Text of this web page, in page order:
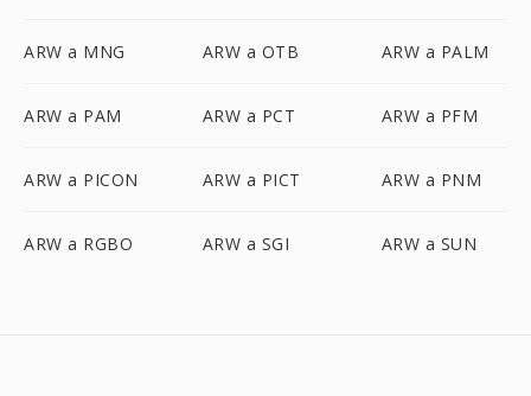
ARW a MNG ARW a OTB ARW a PALM
ARW a PAM ARW a PCT ARW a PFM
ARW a PICON ARW a PICT ARW a PNM
ARW a RGBO ARW a SGI ARW a SUN